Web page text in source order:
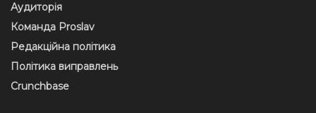
Аудиторія
Команда Proslav
Редакційна політика
Політика виправлень
Crunchbase